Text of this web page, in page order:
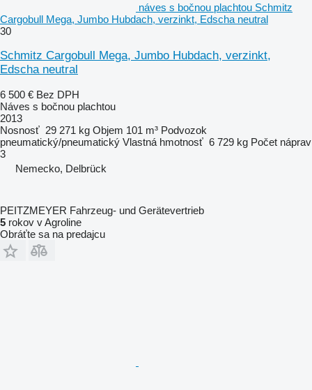
náves s bočnou plachtou Schmitz
Cargobull Mega, Jumbo Hubdach, verzinkt, Edscha neutral
30
Schmitz Cargobull Mega, Jumbo Hubdach, verzinkt,
Edscha neutral
6 500 € Bez DPH
Náves s bočnou plachtou
2013
Nosnosť 29 271 kg Objem 101 m³ Podvozok
pneumatický/pneumatický Vlastná hmotnosť 6 729 kg Počet náprav
3
Nemecko, Delbrück
PEITZMEYER Fahrzeug- und Gerätevertrieb
5 rokov v Agroline
Obráťte sa na predajcu